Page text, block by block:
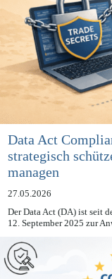
Data Act
strategisch
managen
27.05.2026
Der Data Act (DA) ist seit
12. September 2025 zur